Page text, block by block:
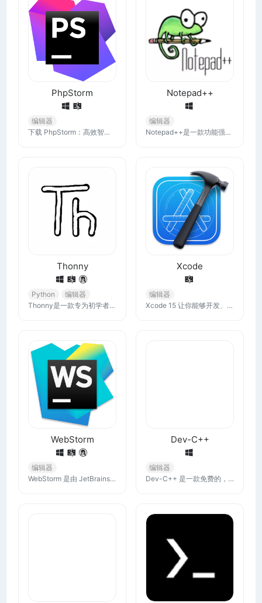
PhpStorm
编辑器
下载 PhpStorm：高效智能的 PHP IDE. 现在最新版本的 PhpStorm，适用于 Windows、macOS 或 Linux。
Notepad++
编辑器
Notepad++是一款功能强大的文本和代码编辑器，适用于各种编程任务。它的开源性质和免费的使用成本使得它在全球开发者中广受欢迎。
Thonny
Python
编辑器
Thonny是一款专为初学者设计的Python IDE。它内置了Python 3.10，因此您只需要安装并立即开始编程。该应用支持Windows、macOS和Linux平台，可以通过pip install thonny命令或从thonny.org网站下载最新版本来安装
Xcode
编辑器
Xcode 15 让你能够开发、测试和分发适用于所有 Apple 平台的 App。借助增强的代码补齐功能、交互式预览和实时动画，更快地推进 App 的编码和设计
WebStorm
编辑器
WebStorm 是由 JetBrains 公司开发的一款强大的代码编辑器，专为前端开发和网站构建而设计。它支持多种现代前端技术和框架，如 HTML, CSS, JavaScript, TypeScript, Angular, React, Vue.js 等
Dev-C++
编辑器
Dev-C++ 是一款免费的，开源的 Windows 系统集成开发环境 (IDE)。它支持 GCC 基础编译器，如 Mingw、Cygwin 等。这个软件用于写作、编译和执行 C++ 程序。